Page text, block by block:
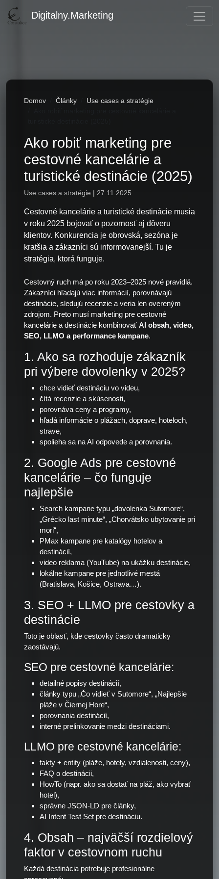
Digitalny.Marketing
Domov Články
Use cases a stratégie
Ako robiť marketing pre
cestovné kancelárie a
turistické destinácie (2025)
Use cases a stratégie | 27.11.2025
Cestovné kancelárie a turistické destinácie musia
v roku 2025 bojovať o pozornosť aj dôveru
klientov. Konkurencia je obrovská, sezóna je
kratšia a zákazníci sú informovanejší. Tu je
stratégia, ktorá funguje.
Cestovný ruch má po roku 2023–2025 nové pravidlá.
Zákazníci hľadajú viac informácií, porovnávajú
destinácie, sledujú recenzie a veria len overeným
zdrojom. Preto musí marketing pre cestovné
kancelárie a destinácie kombinovať AI obsah, video,
SEO, LLMO a performance kampane.
1. Ako sa rozhoduje zákazník
pri výbere dovolenky v 2025?
chce vidieť destináciu vo videu,
čítá recenzie a skúsenosti,
porovnáva ceny a programy,
hľadá informácie o plážach, doprave, hoteloch,
strave,
spolieha sa na AI odpovede a porovnania.
2. Google Ads pre cestovné
kancelárie – čo funguje
najlepšie
Search kampane typu „dovolenka Sutomore“,
„Grécko last minute“, „Chorvátsko ubytovanie pri
mori“,
PMax kampane pre katalógy hotelov a
destinácií,
video reklama (YouTube) na ukážku destinácie,
lokálne kampane pre jednotlivé mestá
(Bratislava, Košice, Ostrava…).
3. SEO + LLMO pre cestovky a
destinácie
Toto je oblasť, kde cestovky často dramaticky
zaostávajú.
SEO pre cestovné kancelárie:
detailné popisy destinácií,
články typu „Čo vidieť v Sutomore“, „Najlepšie
pláže v Čiernej Hore“,
porovnania destinácií,
interné prelinkovanie medzi destináciami.
LLMO pre cestovné kancelárie:
fakty + entity (pláže, hotely, vzdialenosti, ceny),
FAQ o destinácii,
HowTo (napr. ako sa dostať na pláž, ako vybrať
hotel),
správne JSON-LD pre články,
AI Intent Test Set pre destináciu.
4. Obsah – najväčší rozdielový
faktor v cestovnom ruchu
Každá destinácia potrebuje profesionálne